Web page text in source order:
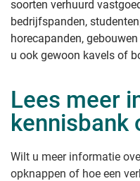
soorten verhuurd
bedrijfspanden,
horecapanden,
u ook gewoon kavels of
Lees meer
kennisbank
Wilt u meer informatie
opknappen of hoe een